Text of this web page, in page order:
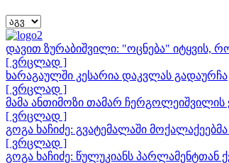
დავით ზურაბიშვილი: "ოცნება" იტყვის,
[ ვრცლად ]
ხარაგაულში კესარია დაკვლას გადაურჩა
[ ვრცლად ]
მამა ანთიმოზი თამარ ჩერგოლეიშვილის
[ ვრცლად ]
გოგა ხაჩიძე: გვატემალაში
[ ვრცლად ]
გოგა ხაჩიძე: წულუკიანს